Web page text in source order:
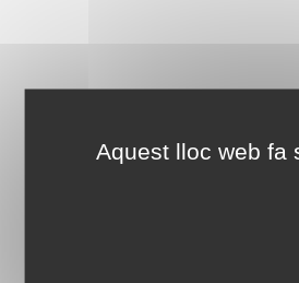
Aquest lloc web fa